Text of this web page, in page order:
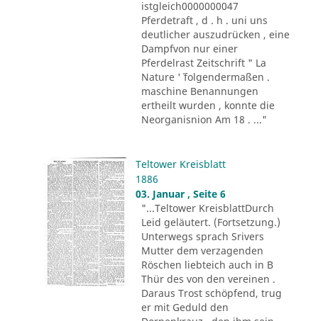
istgleich0000000047
Pferdetraft , d . h . uni uns
deutlicher auszudrücken , eine
Dampfvon nur einer
Pferdelrast Zeitschrift " La
Nature '´ folgendermaßen .
maschine Benannungen
ertheilt wurden , konnte die
Neorganisnion Am 18 . ..."
Teltower Kreisblatt
1886
03. Januar , Seite 6
"...Teltower KreisblattDurch
Leid geläutert. (Fortsetzung.)
Unterwegs sprach Srivers
Mutter dem verzagenden
Röschen liebteich auch in B
Thür des von den vereinen .
Daraus Trost schöpfend, trug
er mit Geduld den